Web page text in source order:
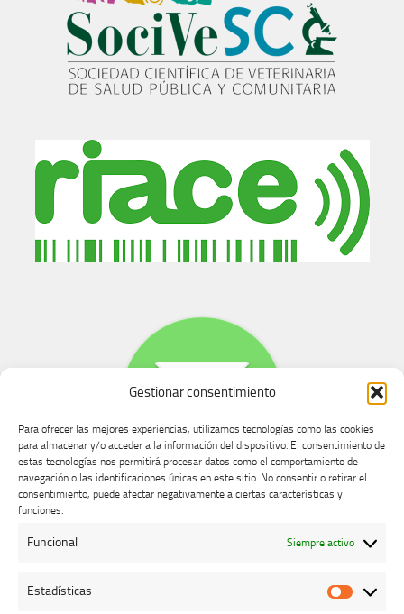
Gestionar consentimiento
Para ofrecer las mejores experiencias, utilizamos tecnologías como las cookies
para almacenar y/o acceder a la información del dispositivo. El consentimiento de
estas tecnologías nos permitirá procesar datos como el comportamiento de
navegación o las identificaciones únicas en este sitio. No consentir o retirar el
consentimiento, puede afectar negativamente a ciertas características y
funciones.
Funcional Siempre activo
Estadísticas
Buzón de dudas, quejas y sugerencias